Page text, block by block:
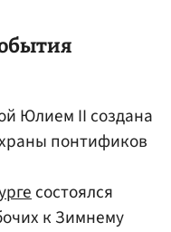
Юлием II создана
понтификов
состоялся
к Зимнему